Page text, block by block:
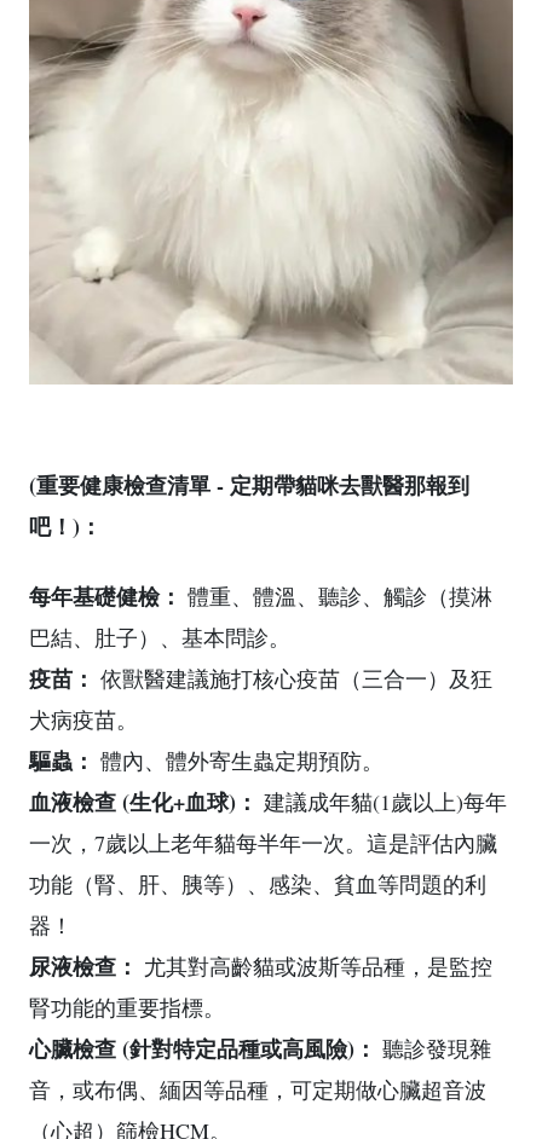
(重要健康檢查清單 - 定期帶貓咪去獸醫那報到
吧！)：
每年基礎健檢： 體重、體溫、聽診、觸診（摸淋
巴結、肚子）、基本問診。
疫苗： 依獸醫建議施打核心疫苗（三合一）及狂
犬病疫苗。
驅蟲： 體內、體外寄生蟲定期預防。
血液檢查 (生化+血球)： 建議成年貓(1歲以上)每年
一次，7歲以上老年貓每半年一次。這是評估內臟
功能（腎、肝、胰等）、感染、貧血等問題的利
器！
尿液檢查： 尤其對高齡貓或波斯等品種，是監控
腎功能的重要指標。
心臟檢查 (針對特定品種或高風險)： 聽診發現雜
音，或布偶、緬因等品種，可定期做心臟超音波
（心超）篩檢HCM。